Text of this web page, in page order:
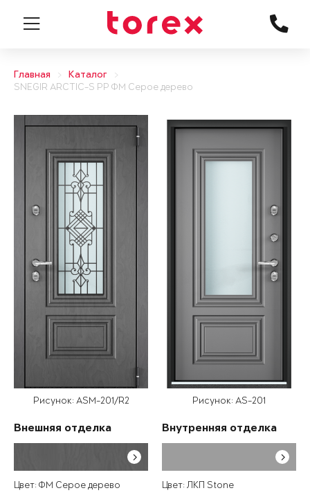
Главная
Каталог
SNEGIR ARCTIC-S PP ФМ Серое дерево
Рисунок: ASM-201/R2
Внешняя отделка
Цвет: ФМ Серое дерево
Рисунок: AS-201
Внутренняя отделка
Цвет: ЛКП Stone